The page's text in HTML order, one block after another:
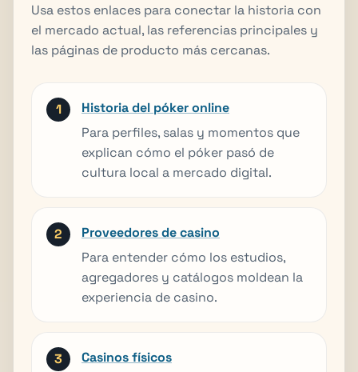
Usa estos enlaces para conectar la historia con
el mercado actual, las referencias principales y
las páginas de producto más cercanas.
Historia del póker online
Para perfiles, salas y momentos que
explican cómo el póker pasó de
cultura local a mercado digital.
Proveedores de casino
Para entender cómo los estudios,
agregadores y catálogos moldean la
experiencia de casino.
Casinos físicos